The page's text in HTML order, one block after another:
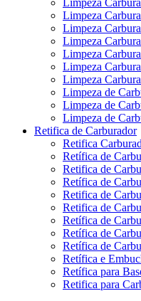
Limpeza
Limpeza
Limpeza
Limpeza
Limpeza
Limpeza
Limpeza
Limpeza de
Limpeza de
Limpeza de
Retifica de Carburador
Retifica
Retífica de
Retifica de
Retífica de
Retifica de
Retifica de
Retífica de
Retífica de
Retífica de
Retífica e
Retífica para
Retifica para